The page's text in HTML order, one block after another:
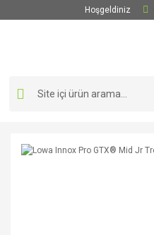
Hoşgeldiniz